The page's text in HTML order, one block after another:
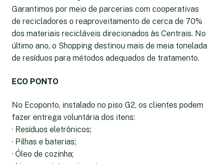
Garantimos por meio de parcerias com cooperativas
de recicladores o reaproveitamento de cerca de 70%
dos materiais recicláveis direcionados às Centrais. No
último ano, o Shopping destinou mais de meia tonelada
de resíduos para métodos adequados de tratamento.
ECO PONTO
No Ecoponto, instalado no piso G2, os clientes podem
fazer entrega voluntária dos itens:
· Resíduos eletrônicos;
· Pilhas e baterias;
· Óleo de cozinha;